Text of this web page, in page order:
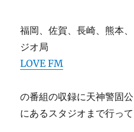
福岡、佐賀、長崎、熊本
ジオ局
LOVE FM
の番組の収録に天神警固
にあるスタジオまで行って